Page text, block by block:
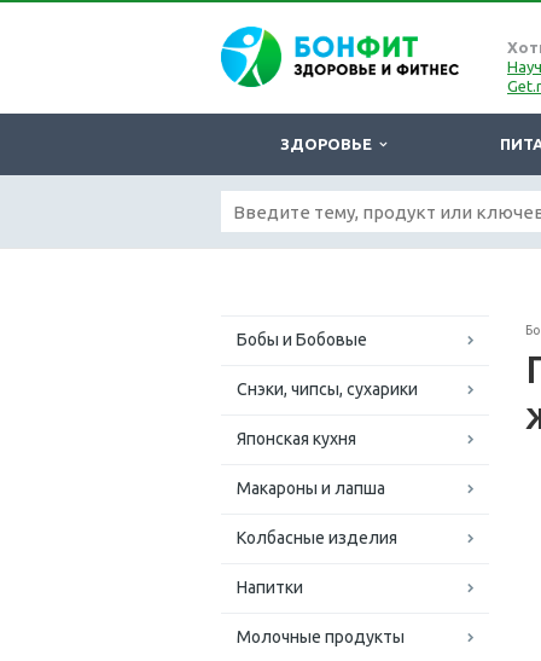
ЗДОРОВЬЕ
Бобы и Бобовые
Снэки, чипсы, сухарики
Японская кухня
Макароны и лапша
Колбасные изделия
Напитки
Молочные продукты